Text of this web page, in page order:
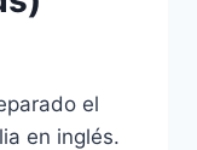
el
en inglés.